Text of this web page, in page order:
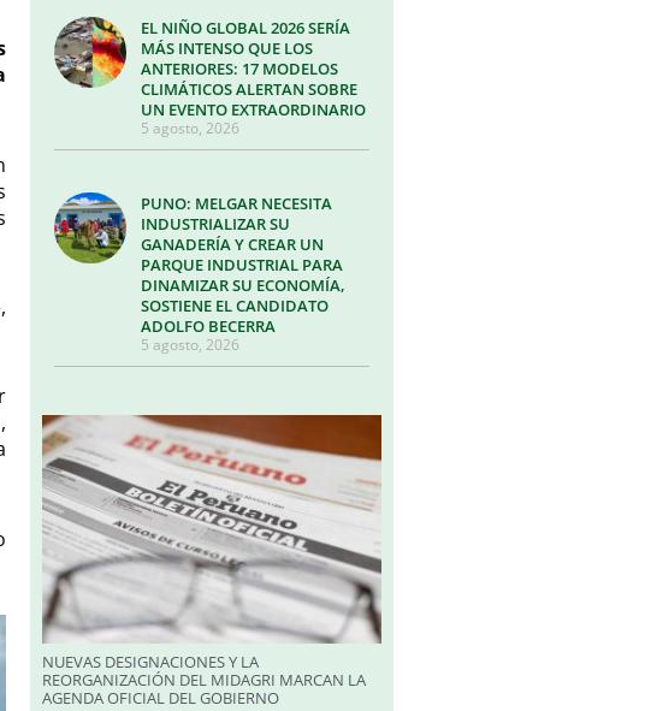
EL NIÑO GLOBAL 2026 SERÍA
MÁS INTENSO QUE LOS
ANTERIORES: 17 MODELOS
CLIMÁTICOS ALERTAN SOBRE
UN EVENTO EXTRAORDINARIO
5 agosto, 2026
PUNO: MELGAR NECESITA
INDUSTRIALIZAR SU
GANADERÍA Y CREAR UN
PARQUE INDUSTRIAL PARA
DINAMIZAR SU ECONOMÍA,
SOSTIENE EL CANDIDATO
ADOLFO BECERRA
5 agosto, 2026
NUEVAS DESIGNACIONES Y LA
REORGANIZACIÓN DEL MIDAGRI MARCAN LA
AGENDA OFICIAL DEL GOBIERNO